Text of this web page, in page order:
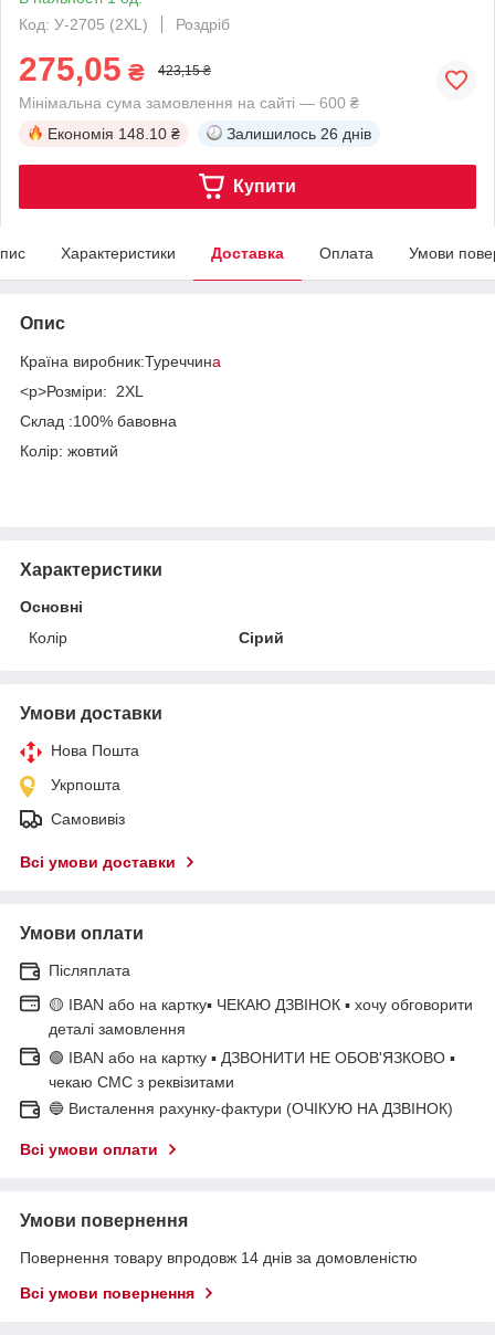
Код: У-2705 (2XL)
Роздріб
275,05 ₴ 423,15 ₴
Мінімальна сума замовлення на сайті — 600 ₴
Економія 148.10 ₴ Залишилось 26 днів
Купити
Характеристики Доставка Оплата Умови
Опис
Країна виробник:Туреччина
<p>Розміри: 2XL
Склад :100% бавовна
Колір: жовтий
Характеристики
Основні
Колір
Сірий
Умови доставки
Нова Пошта
Укрпошта
Самовивіз
Всі умови доставки
Умови оплати
Післяплата
🟡 IBAN або на картку▪ ЧЕКАЮ ДЗВІНОК ▪ хочу обговорити
деталі замовлення
🟢 IBAN або на картку ▪ ДЗВОНИТИ НЕ ОБОВ'ЯЗКОВО ▪
чекаю СМС з реквізитами
🔵 Висталення рахунку-фактури (ОЧІКУЮ НА ДЗВІНОК)
Всі умови оплати
Умови повернення
Повернення товару впродовж 14 днів за домовленістю
Всі умови повернення